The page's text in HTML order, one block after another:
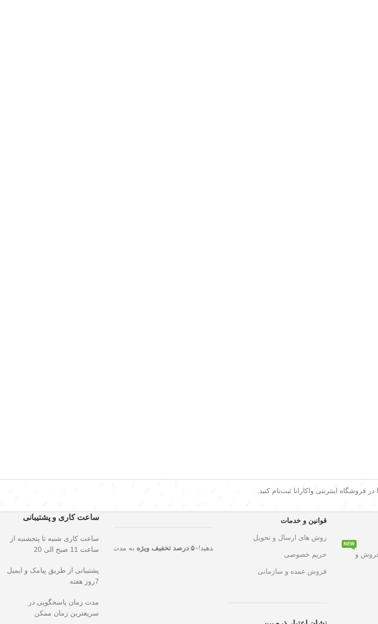
فروشگاه اینترنتی واکارانا ثبت‌نام کنید.
و
NEW
قوانین و خدمات
روش های ارسال و تحویل
حریم خصوصی
فروش عمده و سازمانی
۵۰ درصد تخفیف ویژه به مدت محدود روی به مدت محدود روی تمامی محصولات. این فرصت استثنایی را از دست ندهید!
ساعت کاری و پشتیبانی
ساعت کاری شنبه تا پنجشنبه از
ساعت 11 صبح الی 20
پشتیبانی از طریق پیامک و ایمیل
7روز هفته
مدت زمان پاسخگویی در
سریعترین زمان ممکن